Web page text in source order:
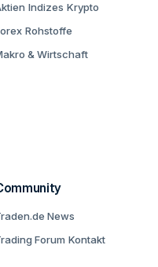
Indizes Krypto
Rohstoffe
& Wirtschaft
News
Forum Kontakt